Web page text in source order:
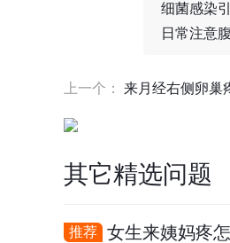
细菌感染
日常注意
上一个： 来月经右侧卵巢
其它精选问题
推荐 女生来姨妈疼